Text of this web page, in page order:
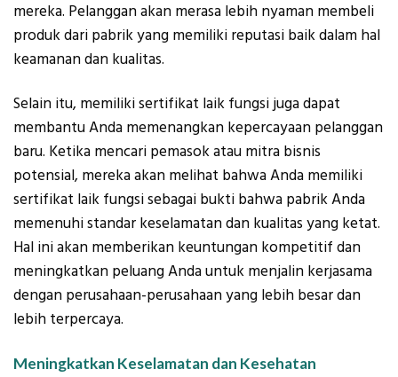
mereka. Pelanggan akan merasa lebih nyaman membeli
produk dari pabrik yang memiliki reputasi baik dalam hal
keamanan dan kualitas.
Selain itu, memiliki sertifikat laik fungsi juga dapat
membantu Anda memenangkan kepercayaan pelanggan
baru. Ketika mencari pemasok atau mitra bisnis
potensial, mereka akan melihat bahwa Anda memiliki
sertifikat laik fungsi sebagai bukti bahwa pabrik Anda
memenuhi standar keselamatan dan kualitas yang ketat.
Hal ini akan memberikan keuntungan kompetitif dan
meningkatkan peluang Anda untuk menjalin kerjasama
dengan perusahaan-perusahaan yang lebih besar dan
lebih terpercaya.
Meningkatkan Keselamatan dan Kesehatan